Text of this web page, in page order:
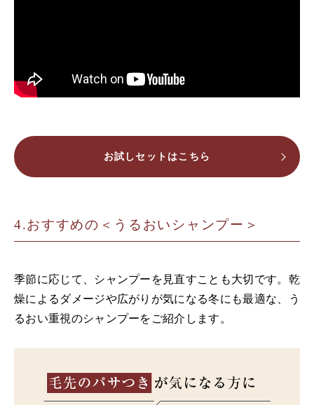
お試しセットはこちら
おすすめの＜うるおいシャンプー＞
季節に応じて、シャンプーを見直すことも大切です。乾
燥によるダメージや広がりが気になる冬にも最適な、う
るおい重視のシャンプーをご紹介します。